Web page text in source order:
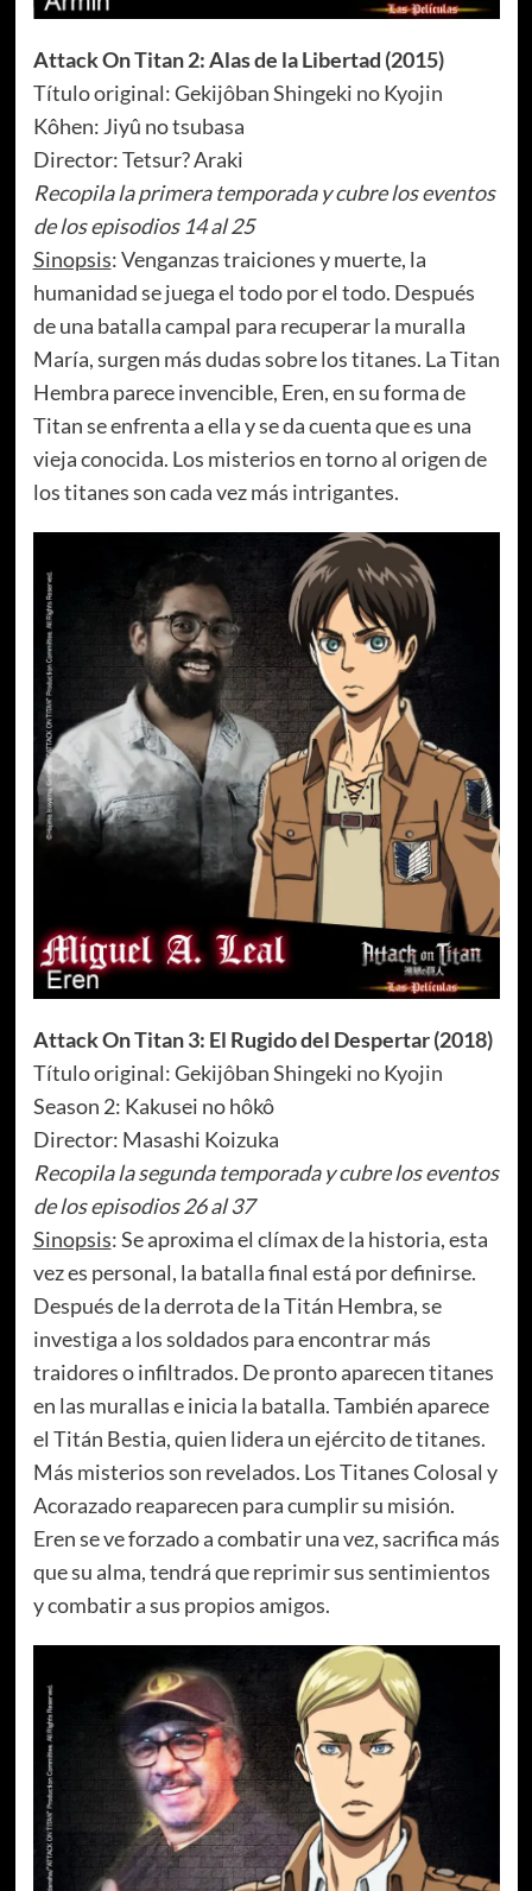
Attack On Titan 2: Alas de la Libertad (2015)
Título original: Gekijôban Shingeki no Kyojin
Kôhen: Jiyû no tsubasa
Director: Tetsur? Araki
Recopila la primera temporada y cubre los eventos
de los episodios 14 al 25
Sinopsis: Venganzas traiciones y muerte, la
humanidad se juega el todo por el todo. Después
de una batalla campal para recuperar la muralla
María, surgen más dudas sobre los titanes. La Titan
Hembra parece invencible, Eren, en su forma de
Titan se enfrenta a ella y se da cuenta que es una
vieja conocida. Los misterios en torno al origen de
los titanes son cada vez más intrigantes.
Attack On Titan 3: El Rugido del Despertar (2018)
Título original: Gekijôban Shingeki no Kyojin
Season 2: Kakusei no hôkô
Director: Masashi Koizuka
Recopila la segunda temporada y cubre los eventos
de los episodios 26 al 37
Sinopsis: Se aproxima el clímax de la historia, esta
vez es personal, la batalla final está por definirse.
Después de la derrota de la Titán Hembra, se
investiga a los soldados para encontrar más
traidores o infiltrados. De pronto aparecen titanes
en las murallas e inicia la batalla. También aparece
el Titán Bestia, quien lidera un ejército de titanes.
Más misterios son revelados. Los Titanes Colosal y
Acorazado reaparecen para cumplir su misión.
Eren se ve forzado a combatir una vez, sacrifica más
que su alma, tendrá que reprimir sus sentimientos
y combatir a sus propios amigos.